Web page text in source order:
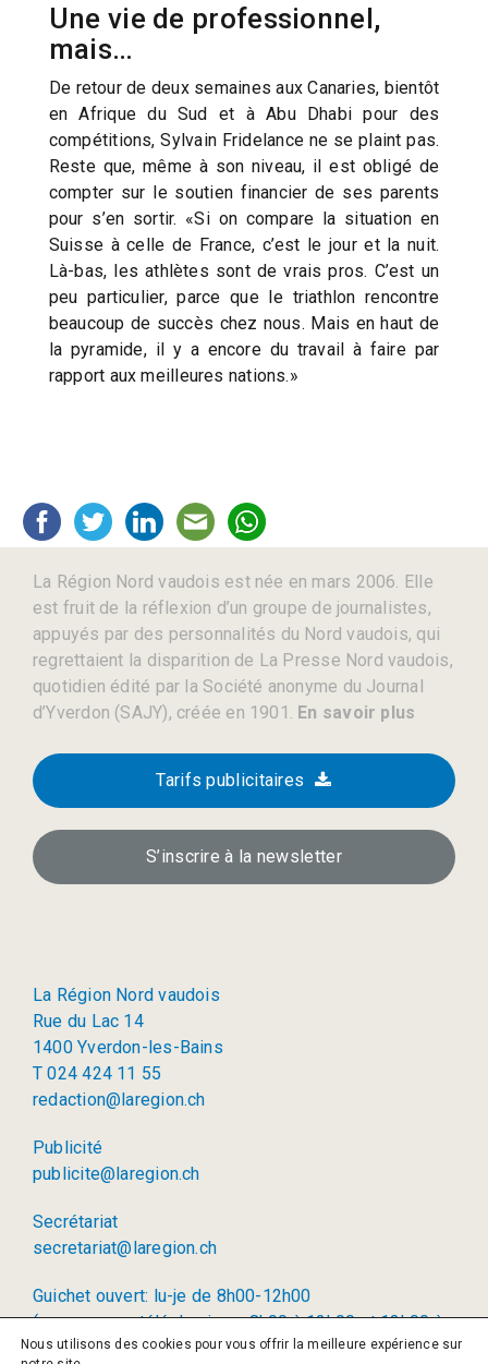
Une vie de professionnel,
mais…
De retour de deux semaines aux Canaries, bientôt
en Afrique du Sud et à Abu Dhabi pour des
compétitions, Sylvain Fridelance ne se plaint pas.
Reste que, même à son niveau, il est obligé de
compter sur le soutien financier de ses parents
pour s’en sortir. «Si on compare la situation en
Suisse à celle de France, c’est le jour et la nuit.
Là-bas, les athlètes sont de vrais pros. C’est un
peu particulier, parce que le triathlon rencontre
beaucoup de succès chez nous. Mais en haut de
la pyramide, il y a encore du travail à faire par
rapport aux meilleures nations.»
La Région Nord vaudois est née en mars 2006. Elle
est fruit de la réflexion d’un groupe de journalistes,
appuyés par des personnalités du Nord vaudois, qui
regrettaient la disparition de La Presse Nord vaudois,
quotidien édité par la Société anonyme du Journal
d’Yverdon (SAJY), créée en 1901. En savoir plus
Tarifs publicitaires
S’inscrire à la newsletter
La Région Nord vaudois
Rue du Lac 14
1400 Yverdon-les-Bains
T 024 424 11 55
redaction@laregion.ch
Publicité
publicite@laregion.ch
Secrétariat
secretariat@laregion.ch
Guichet ouvert: lu-je de 8h00-12h00
(permanence téléphonique: 8h00 à 12h00 et 13h00 à
17h00)
Nous utilisons des cookies pour vous offrir la meilleure expérience sur